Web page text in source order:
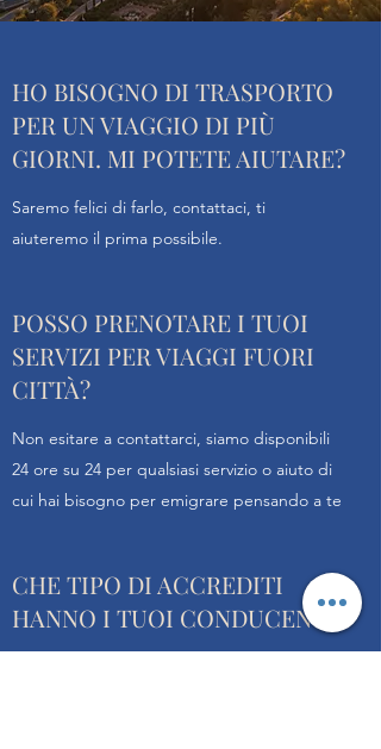
HO BISOGNO DI TRASPORTO
PER UN VIAGGIO DI PIÙ
GIORNI. MI POTETE AIUTARE?
Saremo felici di farlo, contattaci, ti
aiuteremo il prima possibile.
POSSO PRENOTARE I TUOI
SERVIZI PER VIAGGI FUORI
CITTÀ?
Non esitare a contattarci, siamo disponibili
24 ore su 24 per qualsiasi servizio o aiuto di
cui hai bisogno per emigrare pensando a te
CHE TIPO DI ACCREDITI
HANNO I TUOI CONDUCENTI?